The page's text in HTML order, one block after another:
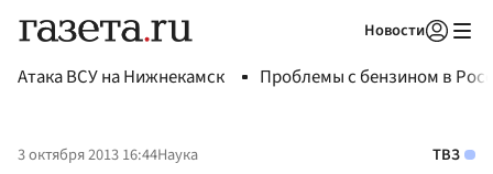
Новости
Атака ВСУ на Нижнекамск Проблемы с бензином в
3 октября 2013 16:44Наука ТВЗ